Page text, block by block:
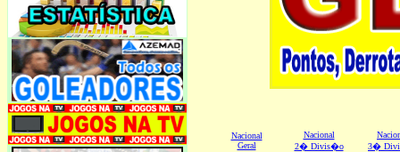
Nacional
Geral
Nacional
2� Divis�o
3�